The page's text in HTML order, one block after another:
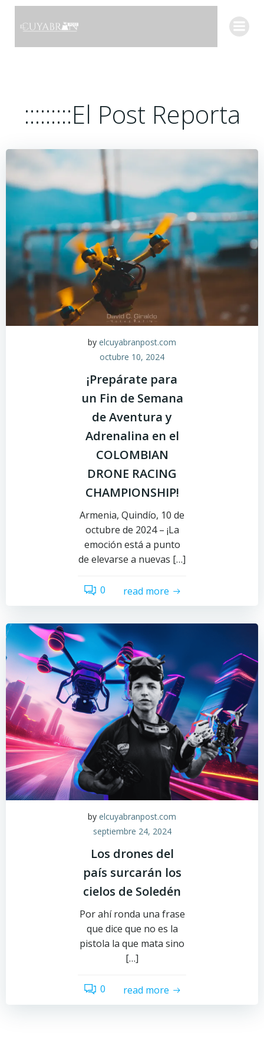
Saltar
:::::::::El Post Reporta
by elcuyabranpost.com
octubre 10, 2024
¡Prepárate para
un Fin de Semana
de Aventura y
Adrenalina en el
COLOMBIAN
DRONE RACING
CHAMPIONSHIP!
Armenia, Quindío, 10 de
octubre de 2024 – ¡La
emoción está a punto
de elevarse a nuevas […]
0 read more
by elcuyabranpost.com
septiembre 24, 2024
Los drones del
país surcarán los
cielos de Soledén
Por ahí ronda una frase
que dice que no es la
pistola la que mata sino
[…]
0 read more